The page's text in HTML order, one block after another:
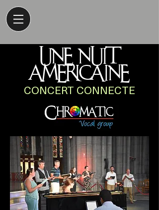
UNE NUIT
AMERICAINE
CONCERT CONNECTE